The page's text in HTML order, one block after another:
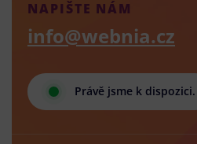
Právě jsme k dispozici.
NAPIŠTE NÁM
info@webnia.cz